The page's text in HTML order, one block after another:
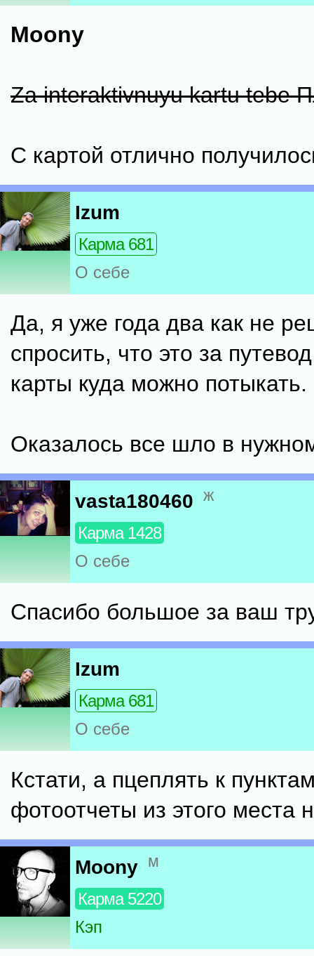
Moony
Za interaktivnuyu kartu
С картой отлично
Izum
Карма 681
О себе
Да, я уже года два как не
спросить, что это за
карты куда можно потыкать.
Оказалось все шло в
vasta180460 ж
Карма 1428
О себе
Спасибо большое за ваш
Izum
Карма 681
О себе
Кстати, а пцеплять к
фотоотчеты из этого места
Moony м
Карма 5220
Кэп